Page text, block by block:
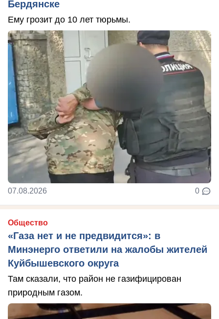
Бердянске
Ему грозит до 10 лет тюрьмы.
07.08.2026 0
Общество
«Газа нет и не предвидится»: в
Минэнерго ответили на жалобы жителей
Куйбышевского округа
Там сказали, что район не газифицирован
природным газом.